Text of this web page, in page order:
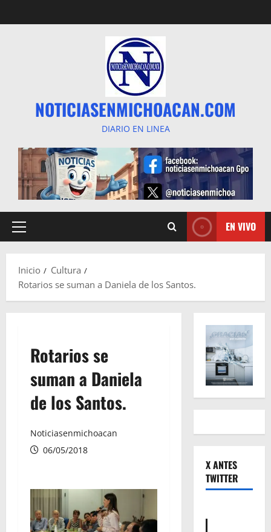
al
NOTICIASENMICHOACAN.COM
DIARIO EN LINEA
Menú
EN VIVO
Inicio
Cultura
Rotarios se suman a Daniela de los Santos.
Rotarios se
suman a Daniela
de los Santos.
Noticiasenmichoacan
06/05/2018
X ANTES
TWITTER